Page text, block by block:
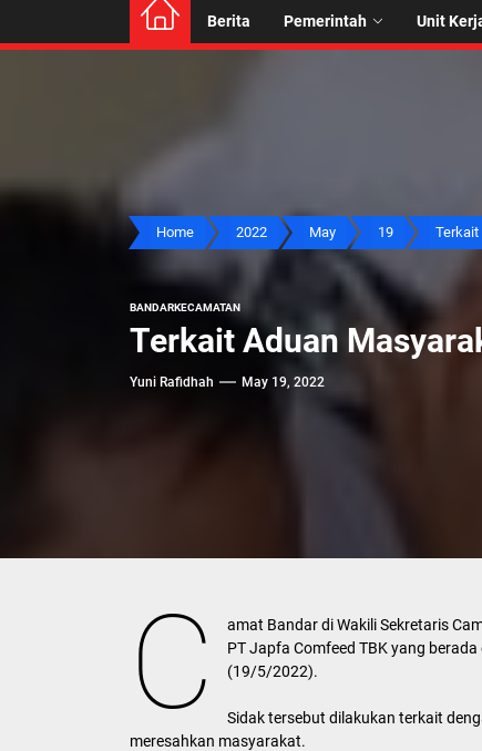
Berita Pemerintah Unit
Home 2022 May 19 Terkait
BANDARKECAMATAN
Terkait Aduan
Yuni Rafidhah May 19, 2022
C
amat Bandar di Wakili Sekretaris
PT Japfa Comfeed TBK yang
(19/5/2022).
Sidak tersebut dilakukan terkait
meresahkan masyarakat.